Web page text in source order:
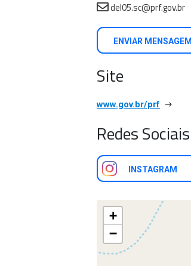
del05.sc@prf.gov.br
ENVIAR MENSAGEM
Site
www.gov.br/prf
Redes Sociais
INSTAGRAM
+
−